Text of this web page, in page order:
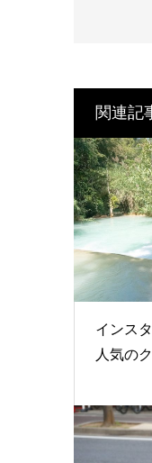
関連記
インス
人気の